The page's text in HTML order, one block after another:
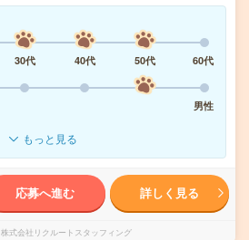
30代 40代 50代
60代
男性
もっと見る
応募へ進む 詳しく見る
株式会社リクルートスタッフィング